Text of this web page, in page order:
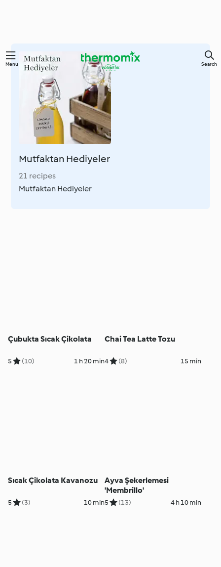
Skip
Menu Search
Mutfaktan Hediyeler
21 recipes
Mutfaktan Hediyeler
Çubukta Sıcak Çikolata
5 (10) 1 h 20 min
Chai Tea Latte Tozu
4 (8) 15 min
Sıcak Çikolata Kavanozu
5 (3) 10 min
Ayva Şekerlemesi
'Membrillo'
5 (13) 4 h 10 min